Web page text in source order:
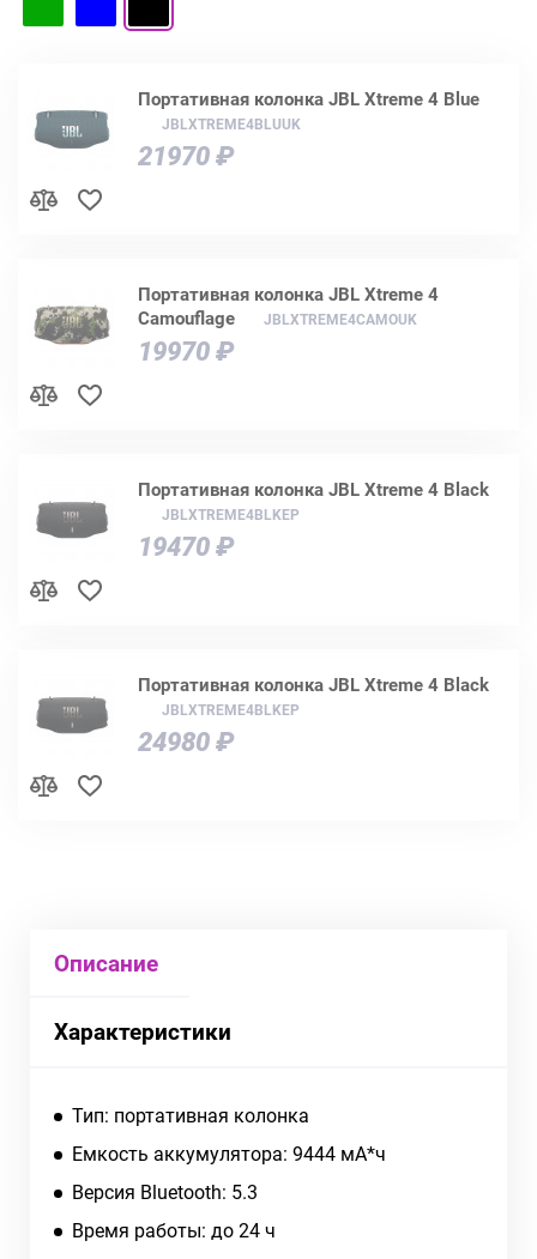
Портативная колонка JBL Xtreme 4 Blue
JBLXTREME4BLUUK
21970 ₽
Портативная колонка JBL Xtreme 4
Camouflage
JBLXTREME4CAMOUK
19970 ₽
Портативная колонка JBL Xtreme 4 Black
JBLXTREME4BLKEP
19470 ₽
Портативная колонка JBL Xtreme 4 Black
JBLXTREME4BLKEP
24980 ₽
Описание
Характеристики
Тип: портативная колонка
Емкость аккумулятора: 9444 мА*ч
Версия Bluetooth: 5.3
Время работы: до 24 ч